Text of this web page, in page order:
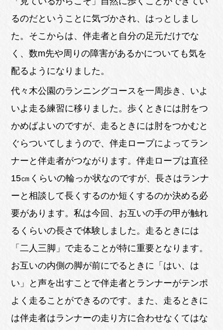
るのだということに気づかされ、はっとしまし
た。そこからは、伴走者と自分の足元だけでな
く、数m先や周りの障害があるかについても気を
配るようになりました。
代々木公園のランニングコースを一周歩き、いよ
いよ走る練習に移りました。歩くときには肘をつ
かめばよいのですが、走るときには肘をつかむと
ぐらついてしまうので、伴走ロープによってラン
ナーと伴走者がつながります。伴走ロープは直径
15㎝くらいの輪っか状なのですが、長さはランナ
ーと相談して長くするのか短くするのか決める必
要があります。私は今回、お互いの手の甲が触れ
るくらいの長さで体験しました。走るときには
「二人三脚」で走ることが特に重要となります。
お互いの内側の脚が前にでるときに「はい、は
い」と声を出すことで伴走者とランナーがテンポ
よく走ることができるのです。また、走るときに
は伴走者はランナーの走り方に合わせなくてはな